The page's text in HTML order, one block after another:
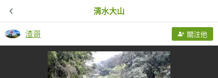
清水大山
渣哥 關注他